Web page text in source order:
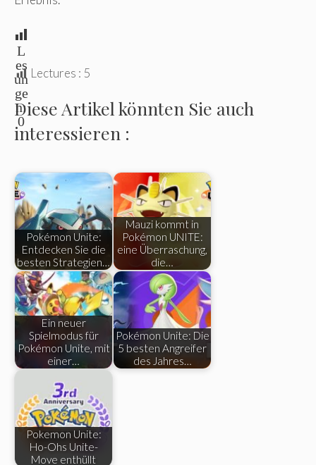
L
es
un
ge
n:
0
Lectures : 5
Diese Artikel könnten Sie auch
interessieren :
Pokémon Unite:
Entdecken Sie die
besten Strategien…
Mauzi kommt in
Pokémon UNITE:
eine Überraschung,
die…
Ein neuer
Spielmodus für
Pokémon Unite, mit
einer…
Pokémon Unite: Die
5 besten Angreifer
des Jahres…
Pokemon Unite:
Ho-Ohs Unite-
Move enthüllt